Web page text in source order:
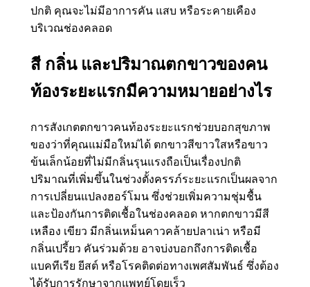
ปกติ คุณจะไม่มีอาการคัน แสบ หรือระคายเคือง
บริเวณช่องคลอด
สี กลิ่น และปริมาณตกขาวของคน
ท้องระยะแรกมีความหมายอย่างไร
การสังเกตตกขาวคนท้องระยะแรกช่วยบอกสุขภาพ
ของว่าที่คุณแม่มือใหม่ได้ ตกขาวสีขาวใสหรือขาว
ข้นเล็กน้อยที่ไม่มีกลิ่นรุนแรงถือเป็นเรื่องปกติ
ปริมาณที่เพิ่มขึ้นในช่วงตั้งครรภ์ระยะแรกเป็นผลจาก
การเปลี่ยนแปลงฮอร์โมน ซึ่งช่วยเพิ่มความชุ่มชื้น
และป้องกันการติดเชื้อในช่องคลอด หากตกขาวมีสี
เหลือง เขียว มีกลิ่นเหม็นคาวคล้ายปลาเน่า หรือมี
กลิ่นเปรี้ยว คันร่วมด้วย อาจบ่งบอกถึงการติดเชื้อ
แบคทีเรีย ยีสต์ หรือโรคติดต่อทางเพศสัมพันธ์ ซึ่งต้อง
ได้รับการรักษาจากแพทย์โดยเร็ว